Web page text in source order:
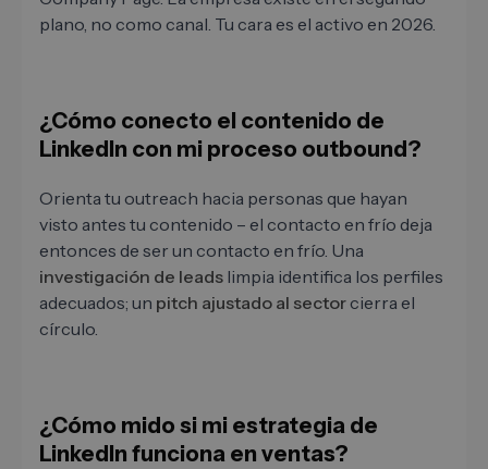
plano, no como canal. Tu cara es el activo en 2026.
¿Cómo conecto el contenido de
LinkedIn con mi proceso outbound?
Orienta tu outreach hacia personas que hayan
visto antes tu contenido – el contacto en frío deja
entonces de ser un contacto en frío. Una
investigación de leads limpia identifica los perfiles
adecuados; un pitch ajustado al sector cierra el
círculo.
¿Cómo mido si mi estrategia de
LinkedIn funciona en ventas?